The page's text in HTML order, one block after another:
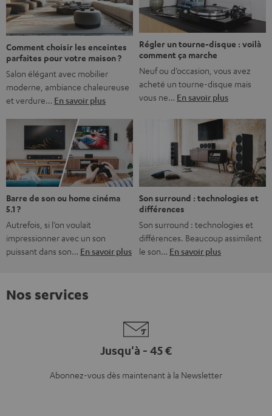
bonne nouvelle, c’est […]
Comment choisir les enceintes
parfaites pour votre maison ?
Salon élégant avec mobilier
moderne, ambiance chaleureuse
et verdure… En savoir plus
Régler un tourne-disque : voilà
comment ça marche
Neuf ou d’occasion, vous avez
acheté un tourne-disque mais
vous ne… En savoir plus
Barre de son ou home cinéma
5.1 ?
Autrefois, si l’on voulait
impressionner avec un son
puissant dans son… En savoir plus
Son surround : technologies et
différences
Son surround : technologies et
différences. Beaucoup assimilent
le son… En savoir plus
Nos services
Jusqu'à - 45 €
Abonnez-vous dès maintenant à la Newsletter